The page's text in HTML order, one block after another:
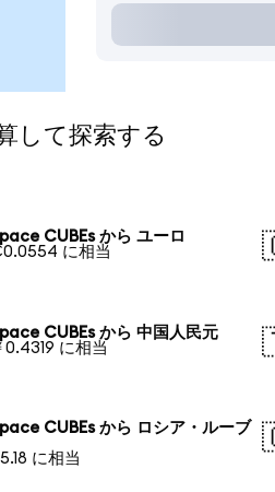
て探索する
CUBEs から ユーロ
に相当
CUBEs から 中国人民元
0.4319 に相当
CUBEs から ロシア・ルーブ
に相当